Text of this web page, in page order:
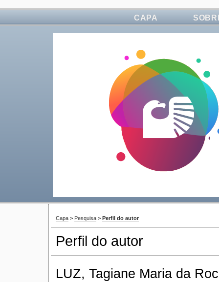
CAPA
Capa > Pesquisa > Perfil do autor
Perfil do autor
LUZ, Tagiane Maria da